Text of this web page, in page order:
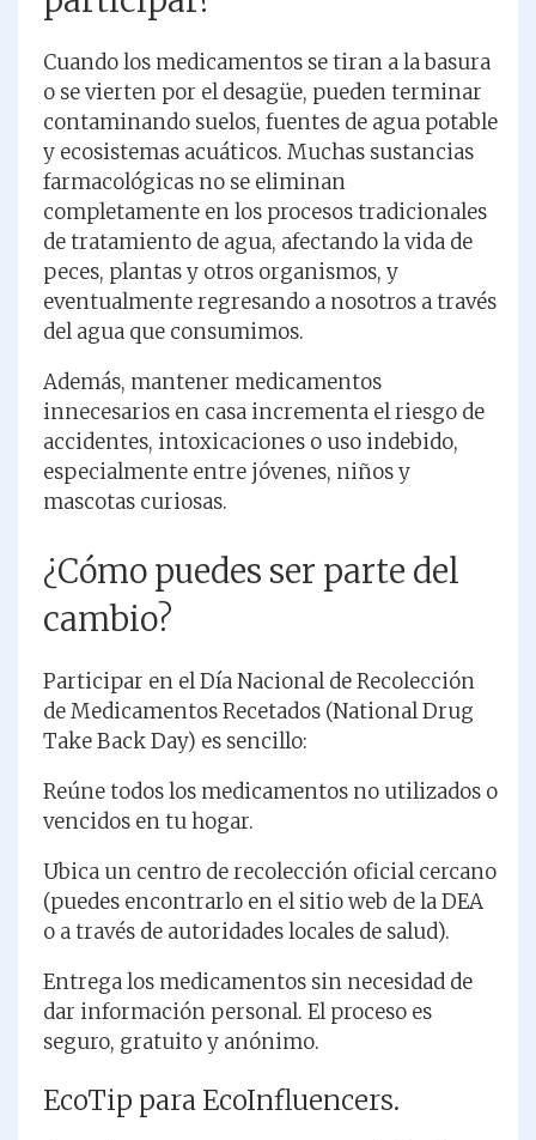
Cuando los medicamentos se tiran a la basura
o se vierten por el desagüe, pueden terminar
contaminando suelos, fuentes de agua potable
y ecosistemas acuáticos. Muchas sustancias
farmacológicas no se eliminan
completamente en los procesos tradicionales
de tratamiento de agua, afectando la vida de
peces, plantas y otros organismos, y
eventualmente regresando a nosotros a través
del agua que consumimos.
Además, mantener medicamentos
innecesarios en casa incrementa el riesgo de
accidentes, intoxicaciones o uso indebido,
especialmente entre jóvenes, niños y
mascotas curiosas.
¿Cómo puedes ser parte del
cambio?
Participar en el Día Nacional de Recolección
de Medicamentos Recetados (National Drug
Take Back Day) es sencillo:
Reúne todos los medicamentos no utilizados o
vencidos en tu hogar.
Ubica un centro de recolección oficial cercano
(puedes encontrarlo en el sitio web de la DEA
o a través de autoridades locales de salud).
Entrega los medicamentos sin necesidad de
dar información personal. El proceso es
seguro, gratuito y anónimo.
EcoTip para EcoInfluencers.